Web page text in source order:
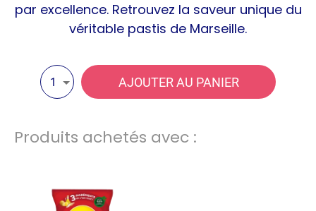
par excellence. Retrouvez la saveur unique du
véritable pastis de Marseille.
1 AJOUTER AU PANIER
Produits achetés avec :